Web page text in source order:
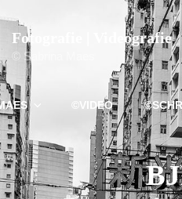
Fotografie | Videografie
© Sabrina Maes
©VIDEO